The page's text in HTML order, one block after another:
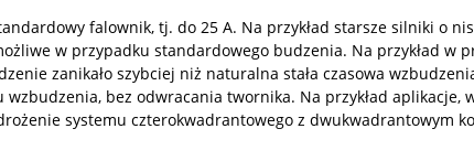
falownik, tj. do 25 A. Na przykład starsze silniki o
w przypadku standardowego budzenia. Na przykład w
zanikało szybciej niż naturalna stała czasowa
bez odwracania twornika. Na przykład aplikacje,
systemu czterokwadrantowego z dwukwadrantowym